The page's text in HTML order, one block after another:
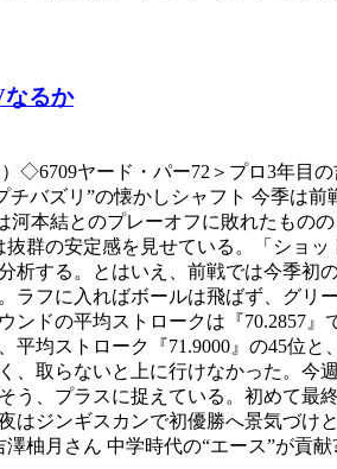
なるか
ヤード・パー72＞プロ3年目
バズリ”の懐かしシャフト 今季は
本結とのプレーオフに敗れたもの
群の安定感を見せている。「ショ
する。とはいえ、前戦では今季初
フに入ればボールは飛ばず、グリ
ドの平均ストロークは『70.2857
均ストローク『71.9000』の45位
取らないと上に行けなかった。今
、プラスに捉えている。初めて最
ジンギスカンで初優勝へ景気づ
月さん 中学時代の“エース”が貢